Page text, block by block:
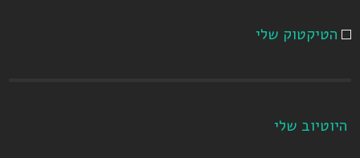
הטיקטוק שלי
היוטיוב שלי